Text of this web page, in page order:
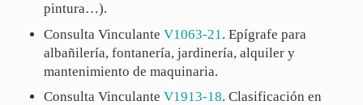
pintura…).
Consulta VinculanteV1063-21 . Epígrafe para
albañilería, fontanería, jardinería, alquiler y
mantenimiento de maquinaria.
Consulta VinculanteV1913-18. Clasificación en